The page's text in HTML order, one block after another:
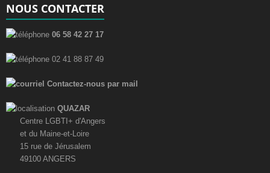
NOUS CONTACTER
06 58 42 27 17
02 41 88 87 49
Contactez-nous par mail
QUAZAR
Centre LGBTI+ d'Angers
et du Maine-et-Loire
15 rue de Jérusalem
49100 ANGERS